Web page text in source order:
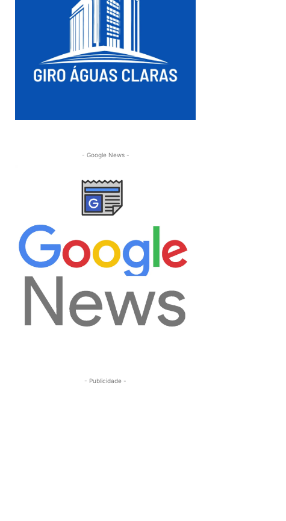
- Google News -
- Publicidade -